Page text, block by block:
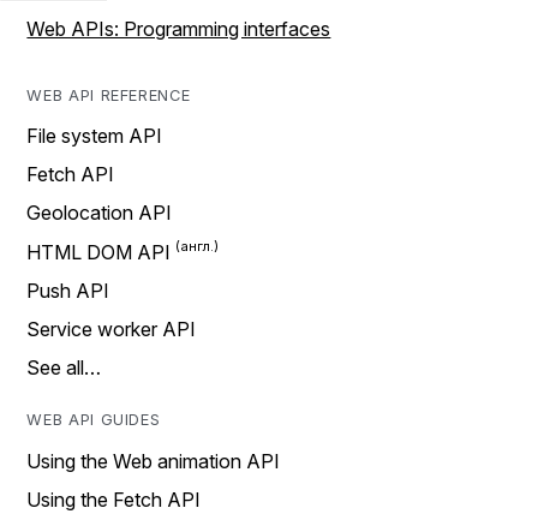
Web APIs: Programming interfaces
WEB API REFERENCE
File system API
Fetch API
Geolocation API
HTML DOM API
Push API
Service worker API
See all…
WEB API GUIDES
Using the Web animation API
Using the Fetch API